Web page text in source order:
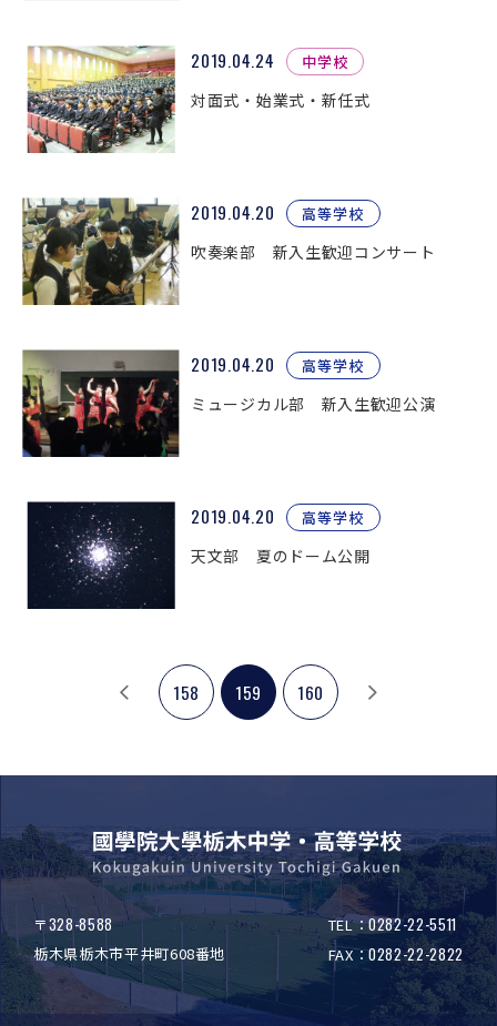
2019.04.24 中学校
対面式・始業式・新任式
2019.04.20 高等学校
吹奏楽部 新入生歓迎コンサート
2019.04.20 高等学校
ミュージカル部 新入生歓迎公演
2019.04.20 高等学校
天文部 夏のドーム公開
158 159 160
〒328-8588
栃木県栃木市平井町608番地
TEL：0282-22-5511
FAX：0282-22-2822